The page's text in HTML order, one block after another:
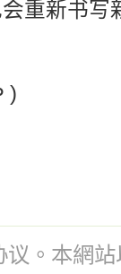
重新书写
)
。本網